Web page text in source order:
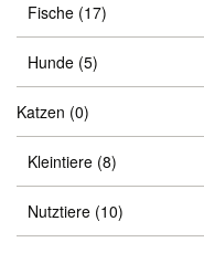
Fische (17)
Hunde (5)
Katzen (0)
Kleintiere (8)
Nutztiere (10)